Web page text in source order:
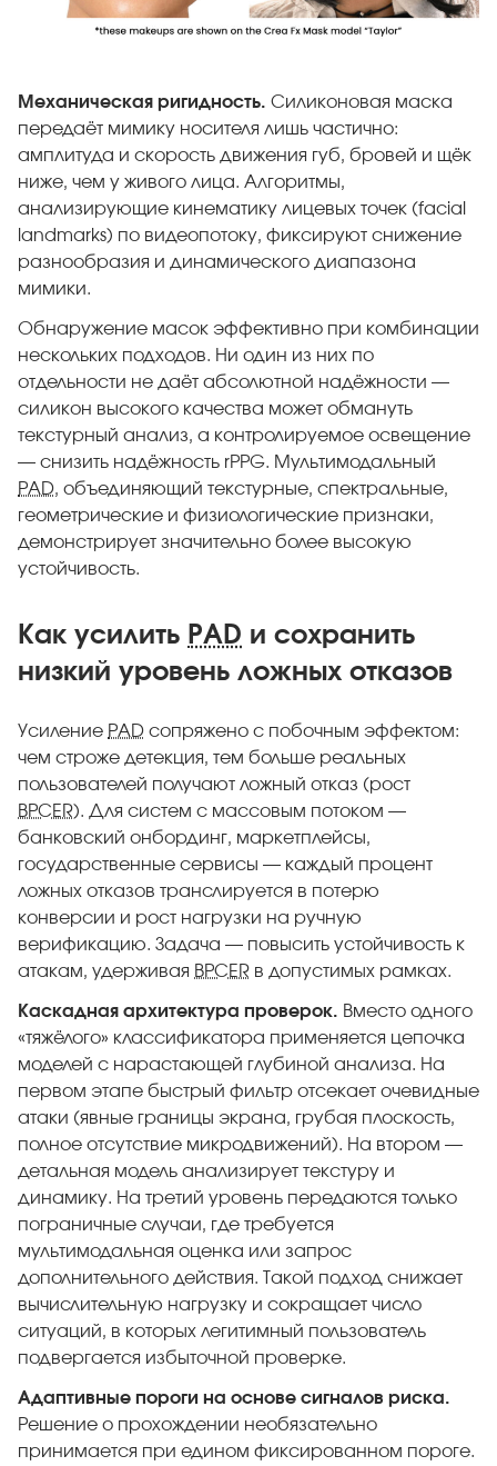
Механическая ригидность. Силиконовая маска
передаёт мимику носителя лишь частично:
амплитуда и скорость движения губ, бровей и щёк
ниже, чем у живого лица. Алгоритмы,
анализирующие кинематику лицевых точек (facial
landmarks) по видеопотоку, фиксируют снижение
разнообразия и динамического диапазона
мимики.
Обнаружение масок эффективно при комбинации
нескольких подходов. Ни один из них по
отдельности не даёт абсолютной надёжности —
силикон высокого качества может обмануть
текстурный анализ, а контролируемое освещение
— снизить надёжность rPPG. Мультимодальный
PAD, объединяющий текстурные, спектральные,
геометрические и физиологические признаки,
демонстрирует значительно более высокую
устойчивость.
Как усилить PAD и сохранить
низкий уровень ложных отказов
Усиление PAD сопряжено с побочным эффектом:
чем строже детекция, тем больше реальных
пользователей получают ложный отказ (рост
BPCER). Для систем с массовым потоком —
банковский онбординг, маркетплейсы,
государственные сервисы — каждый процент
ложных отказов транслируется в потерю
конверсии и рост нагрузки на ручную
верификацию. Задача — повысить устойчивость к
атакам, удерживая BPCER в допустимых рамках.
Каскадная архитектура проверок. Вместо одного
«тяжёлого» классификатора применяется цепочка
моделей с нарастающей глубиной анализа. На
первом этапе быстрый фильтр отсекает очевидные
атаки (явные границы экрана, грубая плоскость,
полное отсутствие микродвижений). На втором —
детальная модель анализирует текстуру и
динамику. На третий уровень передаются только
пограничные случаи, где требуется
мультимодальная оценка или запрос
дополнительного действия. Такой подход снижает
вычислительную нагрузку и сокращает число
ситуаций, в которых легитимный пользователь
подвергается избыточной проверке.
Адаптивные пороги на основе сигналов риска.
Решение о прохождении необязательно
принимается при едином фиксированном пороге.